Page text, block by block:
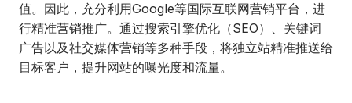
值。因此，充分利用Google等国际互联网营销平台，进
行精准营销推广。通过搜索引擎优化（SEO）、关键词
广告以及社交媒体营销等多种手段，将独立站精准推送给
目标客户，提升网站的曝光度和流量。